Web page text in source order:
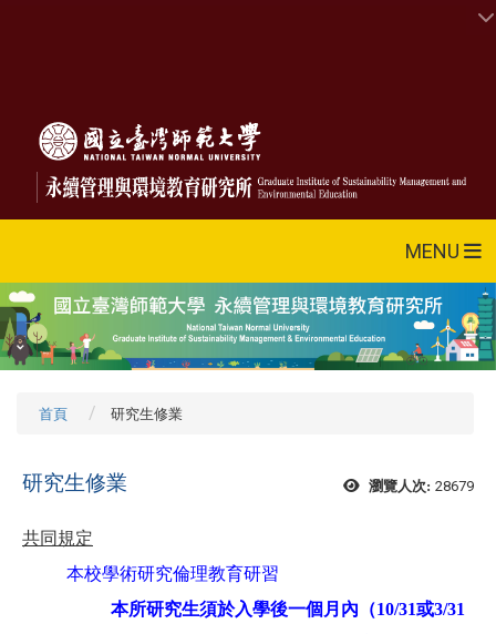
MENU
首頁 研究生修業
瀏覽人次: 28679
研究生修業
共同規定
本校學術研究倫理教育研習
本所研究生須於入學後一個月內（10/31或3/31